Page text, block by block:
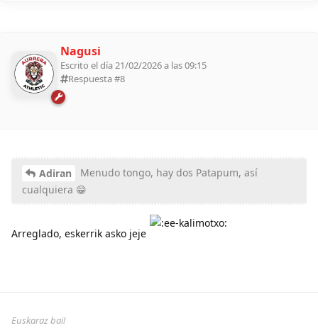
Nagusi
Escrito el día 21/02/2026 a las 09:15
Respuesta #8
Adiran
Menudo tongo, hay dos Patapum, así
cualquiera 😁
Arreglado, eskerrik asko jeje
Euskaraz bai!